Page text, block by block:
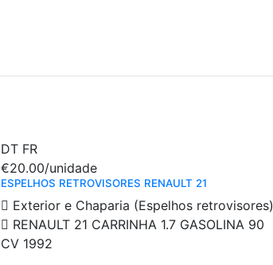
DT FR
€20.00/unidade
ESPELHOS RETROVISORES RENAULT 21
Exterior e Chaparia (Espelhos retrovisores)
RENAULT 21 CARRINHA 1.7 GASOLINA 90
CV 1992